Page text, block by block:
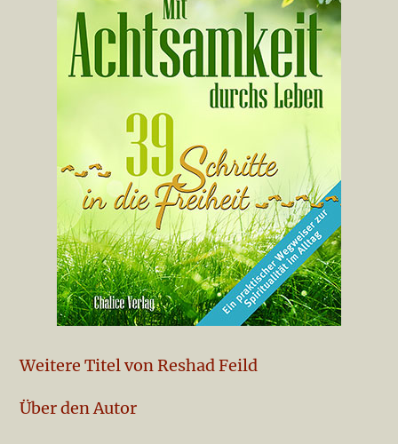
Weitere Titel von Reshad Feild
Über den Autor